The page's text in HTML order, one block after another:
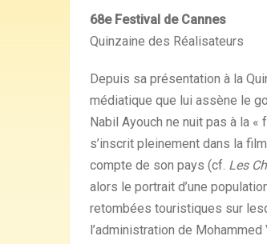
68e Festival de Cannes
Quinzaine des Réalisateurs
Depuis sa présentation à la
médiatique que lui assène le
Nabil Ayouch ne nuit pas à la «
s’inscrit pleinement dans la
compte de son pays (cf. Les
alors le portrait d’une
retombées touristiques sur
l’administration de Mohammed